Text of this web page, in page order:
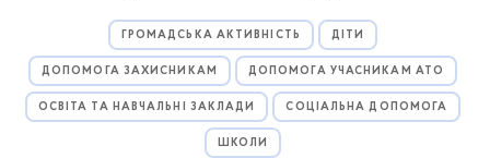
ГРОМАДСЬКА АКТИВНІСТЬ ДІТИ
ДОПОМОГА ЗАХИСНИКАМ ДОПОМОГА УЧАСНИКАМ АТО
ОСВІТА ТА НАВЧАЛЬНІ ЗАКЛАДИ СОЦІАЛЬНА ДОПОМОГА
ШКОЛИ